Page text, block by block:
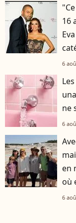
16
6
ne
6
en
où
6